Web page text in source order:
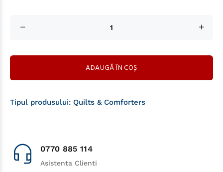
ADAUGĂ ÎN COȘ
Tipul produsului: Quilts & Comforters
0770 885 114
Asistenta Clienti